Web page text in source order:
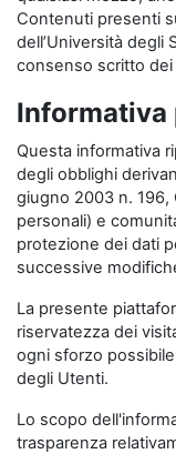
Contenuti presenti
dell’Università degli
consenso scritto
Informativa
Questa informativa
degli obblighi
giugno 2003 n. 196,
personali) e
protezione dei dati
successive
La presente
riservatezza dei
ogni sforzo
degli Utenti.
Lo scopo
trasparenza